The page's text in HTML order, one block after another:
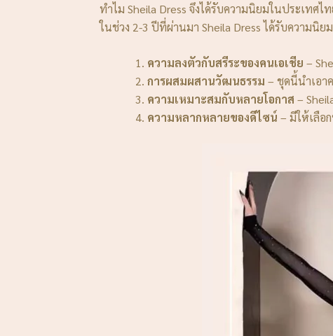
ทำไม Sheila Dress จึงได้รับความนิยมในประเทศไ
ในช่วง 2-3 ปีที่ผ่านมา Sheila Dress ได้รับความนิ
ความลงตัวกับสรีระของคนเอเชีย –
การผสมผสานวัฒนธรรม – ชุดนี้นำเอา
ความเหมาะสมกับหลายโอกาส –
ความหลากหลายของดีไซน์ – มีให้เลือ